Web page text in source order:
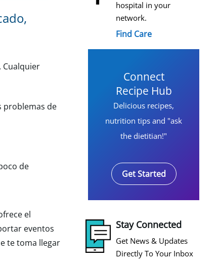
hospital in your
network.
Find Care
Connect
Recipe Hub
Delicious recipes,
nutrition tips and "ask
the dietitian!"
Get Started
Stay Connected
Get News & Updates
Directly To Your Inbox
Cualquier
problemas de
de
el
eventos
te toma llegar